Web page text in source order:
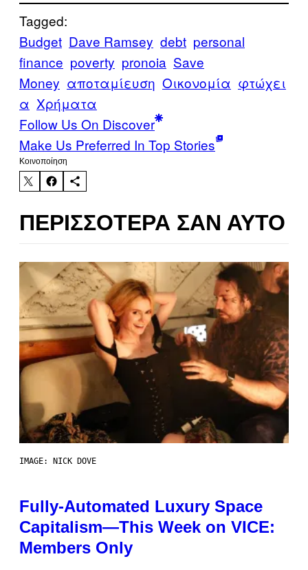
Tagged:
Budget Dave Ramsey debt personal
finance poverty pronoia Save
Money αποταμίευση Οικονομία φτώχει
α Χρήματα
Follow Us On Discover
Make Us Preferred In Top Stories
Kοινοποίηση
ΠΕΡΙΣΣΌΤΕΡΑ ΣΑΝ ΑΥΤΌ
IMAGE: NICK DOVE
Fully-Automated Luxury Space
Capitalism—This Week on VICE:
Members Only